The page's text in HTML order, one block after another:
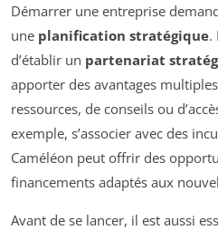
Démarrer une entreprise
une planification stratégique.
d’établir un partenariat
apporter des avantages
ressources, de conseils ou
exemple, s’associer avec des
Caméléon peut offrir des
financements adaptés aux
Avant de se lancer, il est aussi